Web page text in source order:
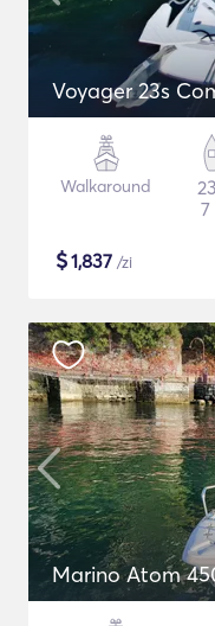
Voyager 23s
Walkaround
7
$1,837 /zi
Marino Atom